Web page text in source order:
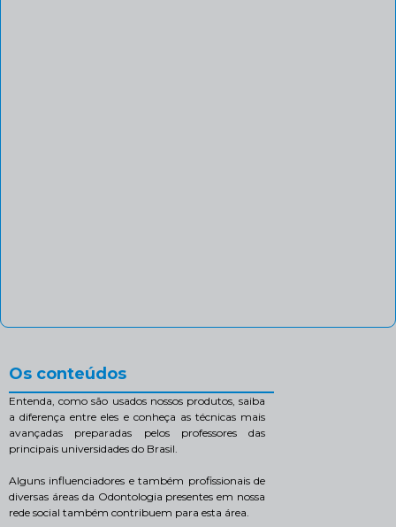
Os conteúdos
Entenda, como são usados nossos produtos, saiba
a diferença entre eles e conheça as técnicas mais
avançadas preparadas pelos professores das
principais universidades do Brasil.
Alguns influenciadores e também profissionais de
diversas áreas da Odontologia presentes em nossa
rede social também contribuem para esta área.